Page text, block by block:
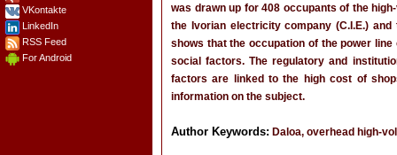
VKontakte
LinkedIn
RSS Feed
For Android
was drawn up for 408 occupants of the
the Ivorian electricity company (C.I.E.)
shows that the occupation of the power
social factors. The regulatory and
factors are linked to the high cost of
information on the subject.
Author Keywords: Daloa, overhead high-